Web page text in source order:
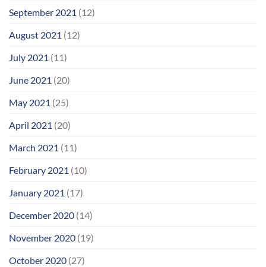
September 2021 (12)
August 2021 (12)
July 2021 (11)
June 2021 (20)
May 2021 (25)
April 2021 (20)
March 2021 (11)
February 2021 (10)
January 2021 (17)
December 2020 (14)
November 2020 (19)
October 2020 (27)